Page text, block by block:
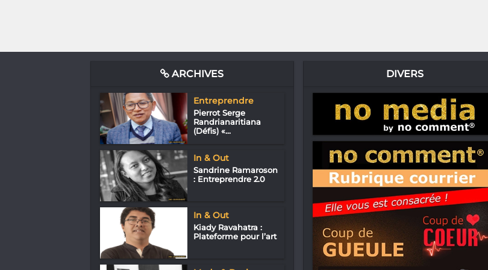
ARCHIVES
Entreprendre
Pierrot Serge
Randrianaritiana
(Défis) «...
In & Out
Sandrine Ramaroson
: Entreprendre 2.0
In & Out
Kiady Ravahatra :
Plateforme pour l’art
DIVERS